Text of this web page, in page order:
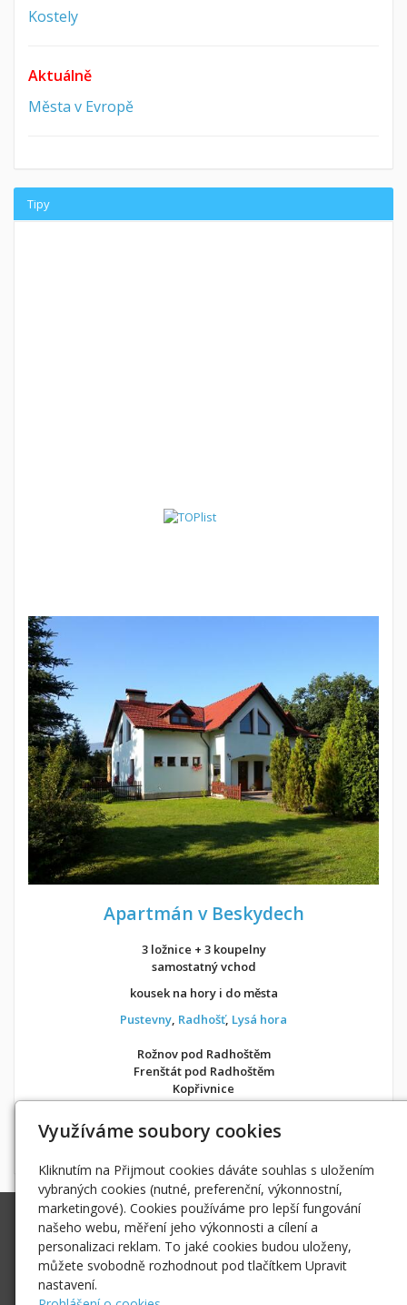
Kostely
Aktuálně
Města v Evropě
Tipy
Apartmán v Beskydech
3 ložnice + 3 koupelny
samostatný vchod
kousek na hory i do města
Pustevny, Radhošť, Lysá hora
Rožnov pod Radhoštěm
Frenštát pod Radhoštěm
Kopřivnice
Možnost objednání ubytování také přesAirbnb
Ing. Radek Hoďák
Tichá 502, 742 74 Tichá
IČ: 18979661
radek@hodak.cz
Využíváme soubory cookies
Kliknutím na Přijmout cookies dáváte souhlas s uložením
vybraných cookies (nutné, preferenční, výkonnostní,
marketingové). Cookies používáme pro lepší fungování
našeho webu, měření jeho výkonnosti a cílení a
personalizaci reklam. To jaké cookies budou uloženy,
můžete svobodně rozhodnout pod tlačítkem Upravit
nastavení.